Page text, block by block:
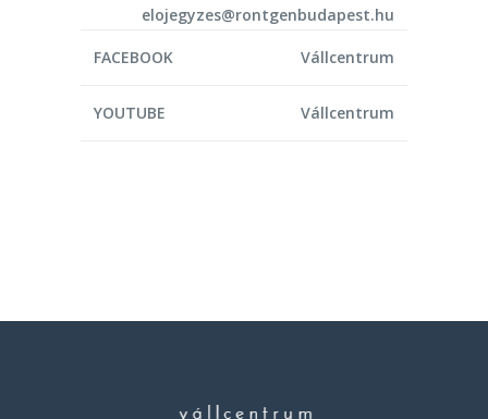
elojegyzes@rontgenbudapest.hu
FACEBOOK Vállcentrum
YOUTUBE Vállcentrum